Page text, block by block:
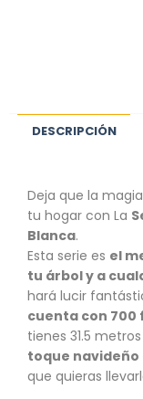
DESCRIPCIÓN
Deja que la
tu hogar con La
Blanca.
Esta serie es el
tu árbol y a
hará lucir
cuenta con 700
tienes 31.5
toque navideño
que quieras